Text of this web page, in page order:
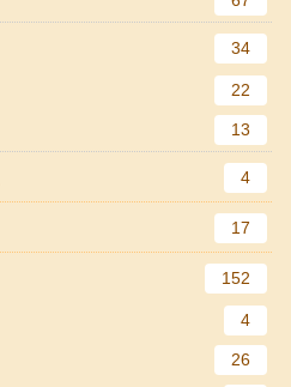
34
22
13
4
17
152
4
26